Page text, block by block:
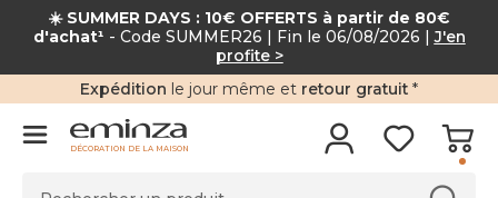
☀️ SUMMER DAYS : 10€ OFFERTS à partir de 80€
d'achat¹ - Code SUMMER26 | Fin le 06/08/2026 |J'en
profite >
Expédition le jour même et retour gratuit *
DÉCORATION DE LA MAISON